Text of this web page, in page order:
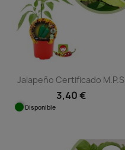
Jalapeño Certificado M.P.S
3,40 €
Disponible